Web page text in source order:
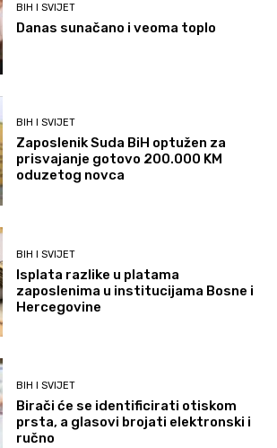
BIH I SVIJET
Danas sunačano i veoma toplo
BIH I SVIJET
Zaposlenik Suda BiH optužen za
prisvajanje gotovo 200.000 KM
oduzetog novca
BIH I SVIJET
Isplata razlike u platama
zaposlenima u institucijama Bosne i
Hercegovine
BIH I SVIJET
Birači će se identificirati otiskom
prsta, a glasovi brojati elektronski i
ručno